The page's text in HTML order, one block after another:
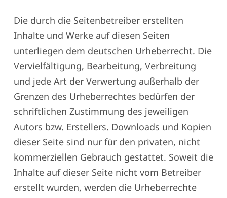
Die durch die Seitenbetreiber erstellten
Inhalte und Werke auf diesen Seiten
unterliegen dem deutschen Urheberrecht. Die
Vervielfältigung, Bearbeitung, Verbreitung
und jede Art der Verwertung außerhalb der
Grenzen des Urheberrechtes bedürfen der
schriftlichen Zustimmung des jeweiligen
Autors bzw. Erstellers. Downloads und Kopien
dieser Seite sind nur für den privaten, nicht
kommerziellen Gebrauch gestattet. Soweit die
Inhalte auf dieser Seite nicht vom Betreiber
erstellt wurden, werden die Urheberrechte